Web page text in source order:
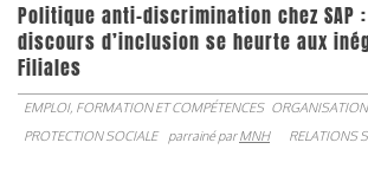
Politique anti-discrimination chez SAP :
discours d’inclusion se heurte aux
Filiales
EMPLOI, FORMATION ET COMPÉTENCES
PROTECTION SOCIALE
parrainé parMNH RELATIONS